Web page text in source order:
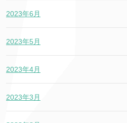
2023年6月
2023年5月
2023年4月
2023年3月